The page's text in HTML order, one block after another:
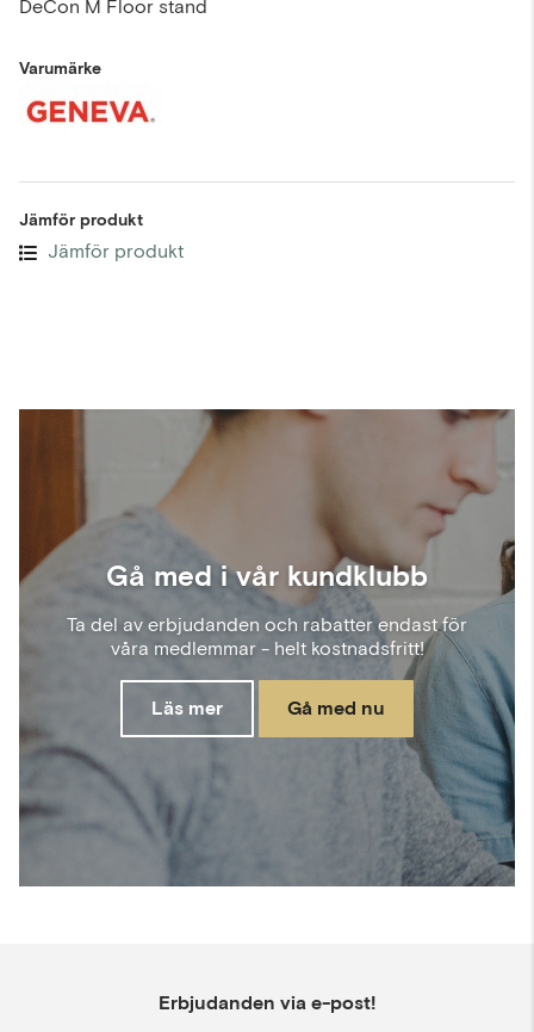
DeCon M Floor stand
Varumärke
Jämför produkt
Jämför produkt
Gå med i vår kundklubb
Ta del av erbjudanden och rabatter endast för
våra medlemmar - helt kostnadsfritt!
Läs mer Gå med nu
Erbjudanden via e-post!